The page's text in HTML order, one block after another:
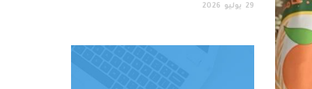
29 يوليو 2026